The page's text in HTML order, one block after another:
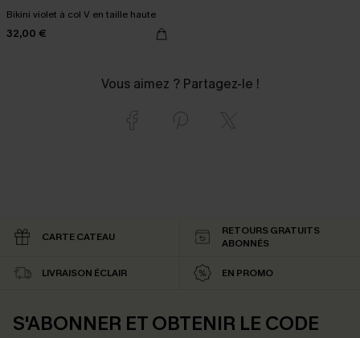
Bikini violet à col V en taille haute
32,00 €
Vous aimez ? Partagez-le !
CARTE CATEAU
RETOURS GRATUITS
ABONNÉS
LIVRAISON ÉCLAIR EN PROMO
S'ABONNER ET OBTENIR LE CODE